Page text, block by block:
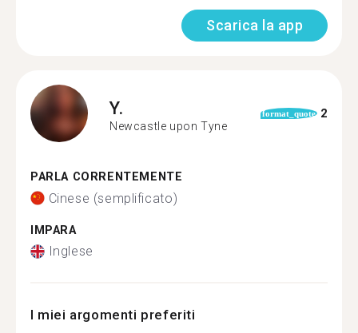
Scarica la app
Y.
Newcastle upon Tyne
format_quote 2
PARLA CORRENTEMENTE
Cinese (semplificato)
IMPARA
Inglese
I miei argomenti preferiti